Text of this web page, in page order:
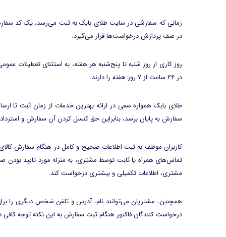
زمانی که سفارشی در سایت طلای بابک به ثبت می‌رسد، یک کد
در صف پردازش درخواست‌ها قرار می‌گیرد.
روز کاری از روز شنبه تا پنج‌شنبه هر هفته، به استثنای
در ۲۴ ساعت از ۷ روز هفته را دارند.
طلای بابک همواره سعی در ارائه بهترین خدمات از زمان ثبت
سفارش‌ به پایان برسد، بنابراین حق کنسل کردن آن سفارش و
کاربران موظف به ثبت اطلاعات صحیح و کامل در هنگام سفارش
تماس‌های همراه یا ثابت توسط مشتری، به منزله مورد تایید
مشتری، اطلاعات تکمیلی و بیشتری درخواست کند.
همچنین، مشتریان می‌توانند نام، آدرس و تلفن شخص دیگری را
درخواست کنندگان فاکتور هنگام ثبت سفارش به این نکته توجه